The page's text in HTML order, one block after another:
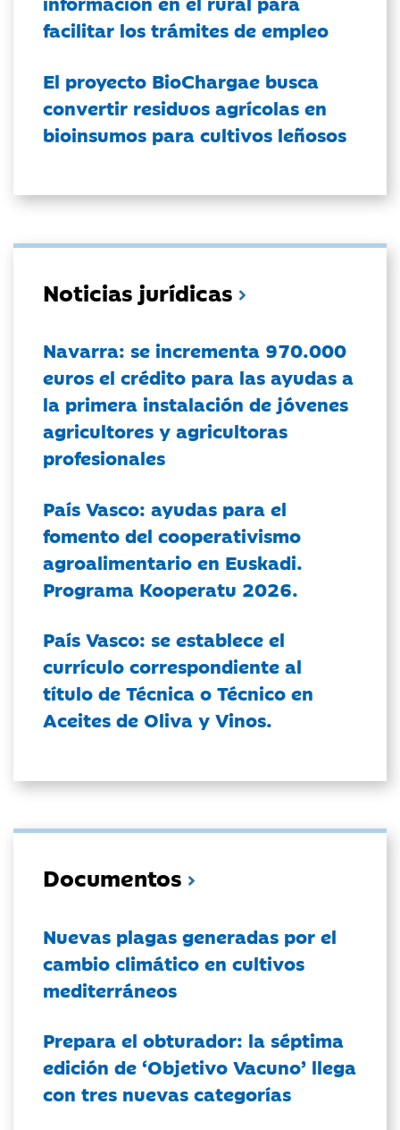
facilitar los trámites de empleo
El proyecto BioChargae busca
convertir residuos agrícolas en
bioinsumos para cultivos leñosos
Noticias jurídicas
Navarra: se incrementa 970.000
euros el crédito para las ayudas a
la primera instalación de jóvenes
agricultores y agricultoras
profesionales
País Vasco: ayudas para el
fomento del cooperativismo
agroalimentario en Euskadi.
Programa Kooperatu 2026.
País Vasco: se establece el
currículo correspondiente al
título de Técnica o Técnico en
Aceites de Oliva y Vinos.
Documentos
Nuevas plagas generadas por el
cambio climático en cultivos
mediterráneos
Prepara el obturador: la séptima
edición de ‘Objetivo Vacuno’ llega
con tres nuevas categorías